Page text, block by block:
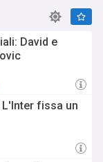
David e
fissa un